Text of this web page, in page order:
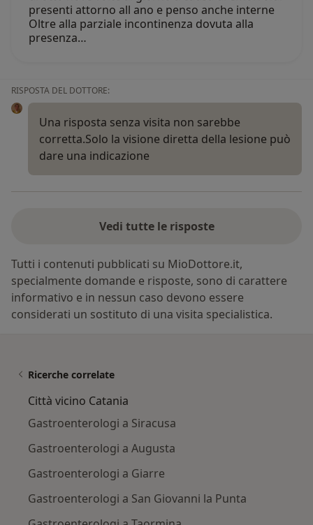
presenti attorno all ano e penso anche interne
Oltre alla parziale incontinenza dovuta alla
presenza…
RISPOSTA DEL DOTTORE:
Una risposta senza visita non sarebbe
corretta.Solo la visione diretta della lesione può
dare una indicazione
Vedi tutte le risposte
Tutti i contenuti pubblicati su MioDottore.it,
specialmente domande e risposte, sono di carattere
informativo e in nessun caso devono essere
considerati un sostituto di una visita specialistica.
Ricerche correlate
Città vicino Catania
Gastroenterologi a Siracusa
Gastroenterologi a Augusta
Gastroenterologi a Giarre
Gastroenterologi a San Giovanni la Punta